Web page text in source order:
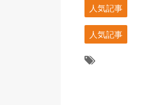
人気記事
人気記事